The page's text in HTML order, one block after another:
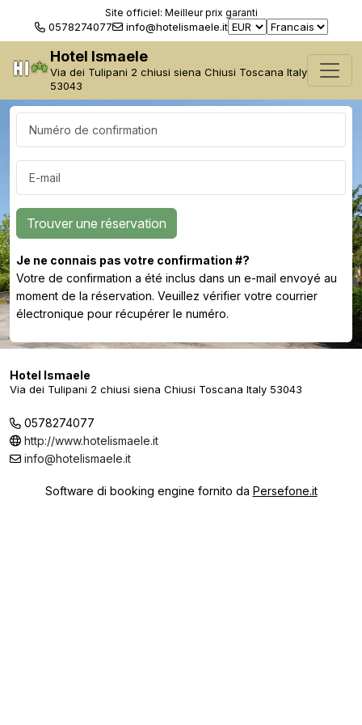
Site officiel: Meilleur prix garanti
0578274077 info@hotelismaele.it
Hotel Ismaele
Via dei Tulipani 2 chiusi siena Chiusi Toscana Italy
53043
Trouver une réservation
Je ne connais pas votre confirmation #?
Votre de confirmation a été inclus dans un e-mail envoyé au
moment de la réservation. Veuillez vérifier votre courrier
électronique pour récupérer le numéro.
Hotel Ismaele
Via dei Tulipani 2 chiusi siena Chiusi Toscana Italy 53043
0578274077
http://www.hotelismaele.it
info@hotelismaele.it
Software di booking engine fornito da Persefone.it